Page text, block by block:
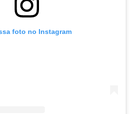
foto no Instagram